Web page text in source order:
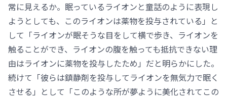
常に見えるか。眠っているライオンと童話のように表現し
ようとしても、このライオンは薬物を投与されている」と
して「ライオンが眠そうな目をして横で歩き、ライオンを
触ることができ、ライオンの腹を触っても抵抗できない理
由はライオンに薬物を投与したため」だと明らかにした。
続けて「彼らは鎮静剤を投与してライオンを無気力で眠く
させる」として「このような所が夢ように美化されてこの